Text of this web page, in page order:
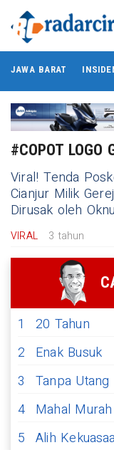
JAWA BARAT
#COPOT LOGO
Viral! Tenda
Cianjur Milik
Dirusak oleh
VIRAL 3 tahun
1
20 Tahun
2
Enak Busuk
3
Tanpa Utang
4 Mahal Murah
5 Alih